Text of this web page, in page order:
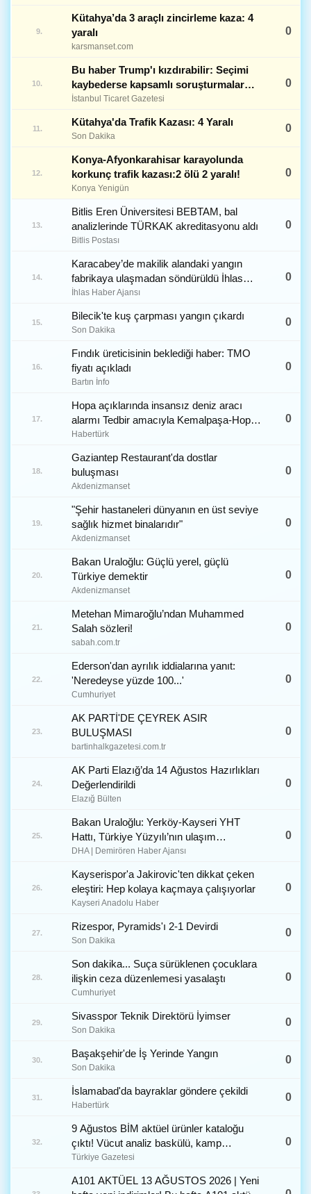
9.
Kütahya’da 3 araçlı zincirleme kaza: 4
yaralı
karsmanset.com
0
10.
Bu haber Trump'ı kızdırabilir: Seçimi
kaybederse kapsamlı soruşturmalar
planlanıyor
İstanbul Ticaret Gazetesi
0
11.
Kütahya'da Trafik Kazası: 4 Yaralı
Son Dakika
0
12.
Konya-Afyonkarahisar karayolunda
korkunç trafik kazası:2 ölü 2 yaralı!
Konya Yenigün
0
13.
Bitlis Eren Üniversitesi BEBTAM, bal
analizlerinde TÜRKAK akreditasyonu aldı
Bitlis Postası
0
14.
Karacabey’de makilik alandaki yangın
fabrikaya ulaşmadan söndürüldü İhlas
Haber Ajansı
İhlas Haber Ajansı
0
15.
Bilecik'te kuş çarpması yangın çıkardı
Son Dakika
0
16.
Fındık üreticisinin beklediği haber: TMO
fiyatı açıkladı
Bartın İnfo
0
17.
Hopa açıklarında insansız deniz aracı
alarmı Tedbir amacıyla Kemalpaşa-Hopa
karayolu çift yönlü olarak ulaşıma
Habertürk
0
18.
Gaziantep Restaurant'da dostlar
buluşması
Akdenizmanset
0
19.
"Şehir hastaneleri dünyanın en üst seviye
sağlık hizmet binalarıdır"
Akdenizmanset
0
20.
Bakan Uraloğlu: Güçlü yerel, güçlü
Türkiye demektir
Akdenizmanset
0
21.
Metehan Mimaroğlu’ndan Muhammed
Salah sözleri!
sabah.com.tr
0
22.
Ederson'dan ayrılık iddialarına yanıt:
'Neredeyse yüzde 100...'
Cumhuriyet
0
23.
AK PARTİ'DE ÇEYREK ASIR
BULUŞMASI
bartinhalkgazetesi.com.tr
0
24.
AK Parti Elazığ’da 14 Ağustos Hazırlıkları
Değerlendirildi
Elazığ Bülten
0
25.
Bakan Uraloğlu: Yerköy-Kayseri YHT
Hattı, Türkiye Yüzyılı’nın ulaşım
vizyonunun somut bir ifadesidir (3)
DHA | Demirören Haber Ajansı
0
26.
Kayserispor'a Jakirovic'ten dikkat çeken
eleştiri: Hep kolaya kaçmaya çalışıyorlar
Kayseri Anadolu Haber
0
27.
Rizespor, Pyramids'ı 2-1 Devirdi
Son Dakika
0
28.
Son dakika... Suça sürüklenen çocuklara
ilişkin ceza düzenlemesi yasalaştı
Cumhuriyet
0
29.
Sivasspor Teknik Direktörü İyimser
Son Dakika
0
30.
Başakşehir'de İş Yerinde Yangın
Son Dakika
0
31.
İslamabad'da bayraklar göndere çekildi
Habertürk
0
32.
9 Ağustos BİM aktüel ürünler kataloğu
çıktı! Vücut analiz baskülü, kamp
sandalyesi ve daha fazlası raflara geliyor
Türkiye Gazetesi
0
A101 AKTÜEL 13 AĞUSTOS 2026 | Yeni